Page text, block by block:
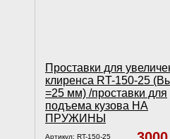
Проставки для
клиренса RT-150-25
=25 мм) /проставки для
подъема кузова НА
ПРУЖИНЫ
Артикул: RT-150-25